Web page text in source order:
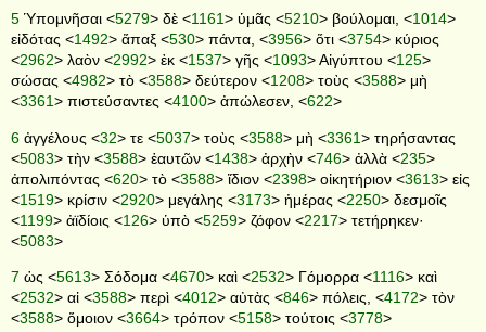
5 Ὑπομνῆσαι <5279> δὲ <1161> ὑμᾶς <5210> βούλομαι, <1014>
εἰδότας <1492> ἅπαξ <530> πάντα, <3956> ὅτι <3754> κύριος
<2962> λαὸν <2992> ἐκ <1537> γῆς <1093> Αἰγύπτου <125>
σώσας <4982> τὸ <3588> δεύτερον <1208> τοὺς <3588> μὴ
<3361> πιστεύσαντες <4100> ἀπώλεσεν, <622>
6 ἀγγέλους <32> τε <5037> τοὺς <3588> μὴ <3361> τηρήσαντας
<5083> τὴν <3588> ἑαυτῶν <1438> ἀρχὴν <746> ἀλλὰ <235>
ἀπολιπόντας <620> τὸ <3588> ἴδιον <2398> οἰκητήριον <3613> εἰς
<1519> κρίσιν <2920> μεγάλης <3173> ἡμέρας <2250> δεσμοῖς
<1199> ἀϊδίοις <126> ὑπὸ <5259> ζόφον <2217> τετήρηκεν·
<5083>
7 ὡς <5613> Σόδομα <4670> καὶ <2532> Γόμορρα <1116> καὶ
<2532> αἱ <3588> περὶ <4012> αὐτὰς <846> πόλεις, <4172> τὸν
<3588> ὅμοιον <3664> τρόπον <5158> τούτοις <3778>